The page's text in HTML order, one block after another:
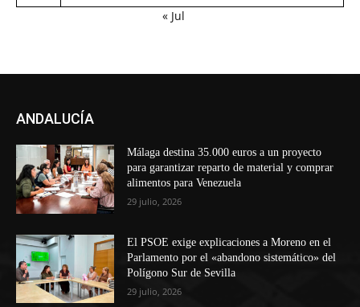
« Jul
ANDALUCÍA
Málaga destina 35.000 euros a un proyecto
para garantizar reparto de material y comprar
alimentos para Venezuela
29 julio, 2026
El PSOE exige explicaciones a Moreno en el
Parlamento por el «abandono sistemático» del
Polígono Sur de Sevilla
29 julio, 2026